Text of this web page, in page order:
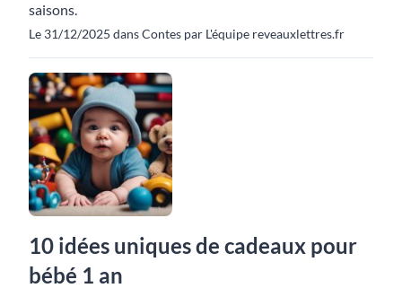
saisons.
Le 31/12/2025 dans Contes par L'équipe reveauxlettres.fr
10 idées uniques de cadeaux pour
bébé 1 an